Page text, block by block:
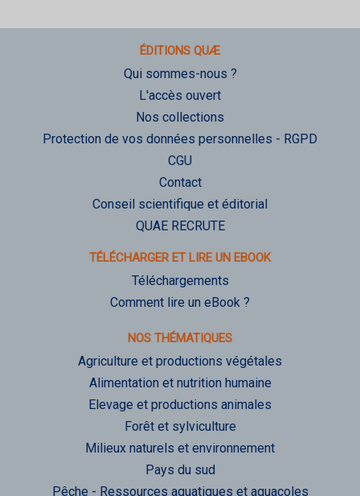
ÉDITIONS QUÆ
Qui sommes-nous ?
L'accès ouvert
Nos collections
Protection de vos données personnelles - RGPD
CGU
Contact
Conseil scientifique et éditorial
QUAE RECRUTE
TÉLÉCHARGER ET LIRE UN EBOOK
Téléchargements
Comment lire un eBook ?
NOS THÉMATIQUES
Agriculture et productions végétales
Alimentation et nutrition humaine
Elevage et productions animales
Forêt et sylviculture
Milieux naturels et environnement
Pays du sud
Pêche - Ressources aquatiques et aquacoles